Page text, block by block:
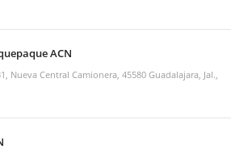
ACN
Nueva Central Camionera, 45580 Guadalajara, Jal.,